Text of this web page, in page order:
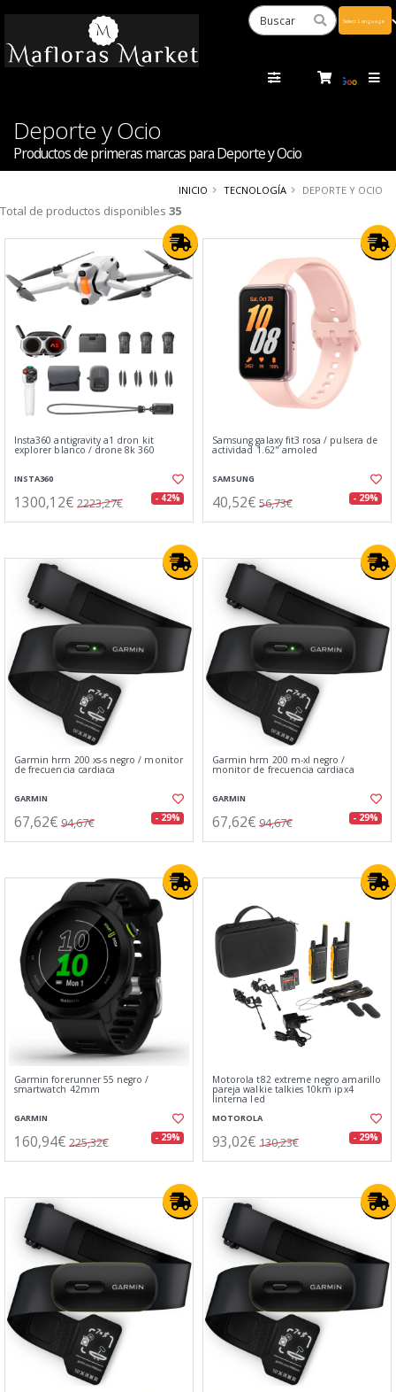
Deporte y Ocio
Productos de primeras marcas para Deporte y Ocio
INICIO TECNOLOGÍA DEPORTE Y OCIO
Total de productos disponibles 35
Insta360 antigravity a1 dron kit
explorer blanco / drone 8k 360
INSTA360
1300,12€ 2223,27€ - 42%
Samsung galaxy fit3 rosa / pulsera de
actividad 1.62" amoled
SAMSUNG
40,52€ 56,73€ - 29%
Garmin hrm 200 xs-s negro / monitor
de frecuencia cardiaca
GARMIN
67,62€ 94,67€ - 29%
Garmin hrm 200 m-xl negro /
monitor de frecuencia cardiaca
GARMIN
67,62€ 94,67€ - 29%
Garmin forerunner 55 negro /
smartwatch 42mm
GARMIN
160,94€ 225,32€ - 29%
Motorola t82 extreme negro amarillo
pareja walkie talkies 10km ipx4
linterna led
MOTOROLA
93,02€ 130,23€ - 29%